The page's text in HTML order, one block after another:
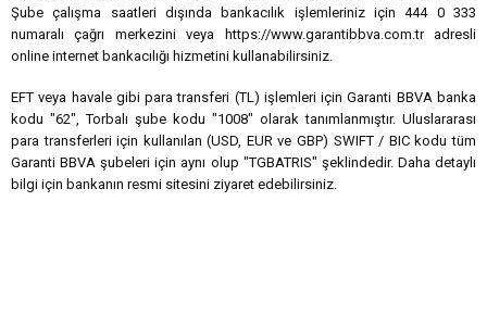
Şube çalışma saatleri dışında bankacılık işlemleriniz için 444 0 333
numaralı çağrı merkezini veya https://www.garantibbva.com.tr adresli
online internet bankacılığı hizmetini kullanabilirsiniz.
EFT veya havale gibi para transferi (TL) işlemleri için Garanti BBVA banka
kodu "62", Torbalı şube kodu "1008" olarak tanımlanmıştır. Uluslararası
para transferleri için kullanılan (USD, EUR ve GBP) SWIFT / BIC kodu tüm
Garanti BBVA şubeleri için aynı olup "TGBATRIS" şeklindedir. Daha detaylı
bilgi için bankanın resmi sitesini ziyaret edebilirsiniz.